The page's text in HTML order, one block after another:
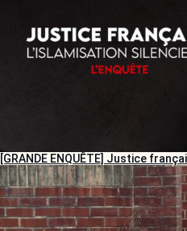
[GRANDE ENQUÊTE] Justice